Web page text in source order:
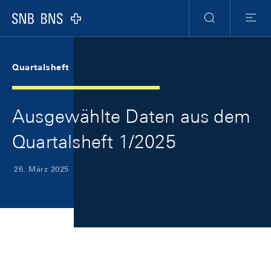
Logo
Suche
Menu
Quartalsheft
Ausgewählte Daten aus dem
Quartalsheft 1/2025
26. März 2025